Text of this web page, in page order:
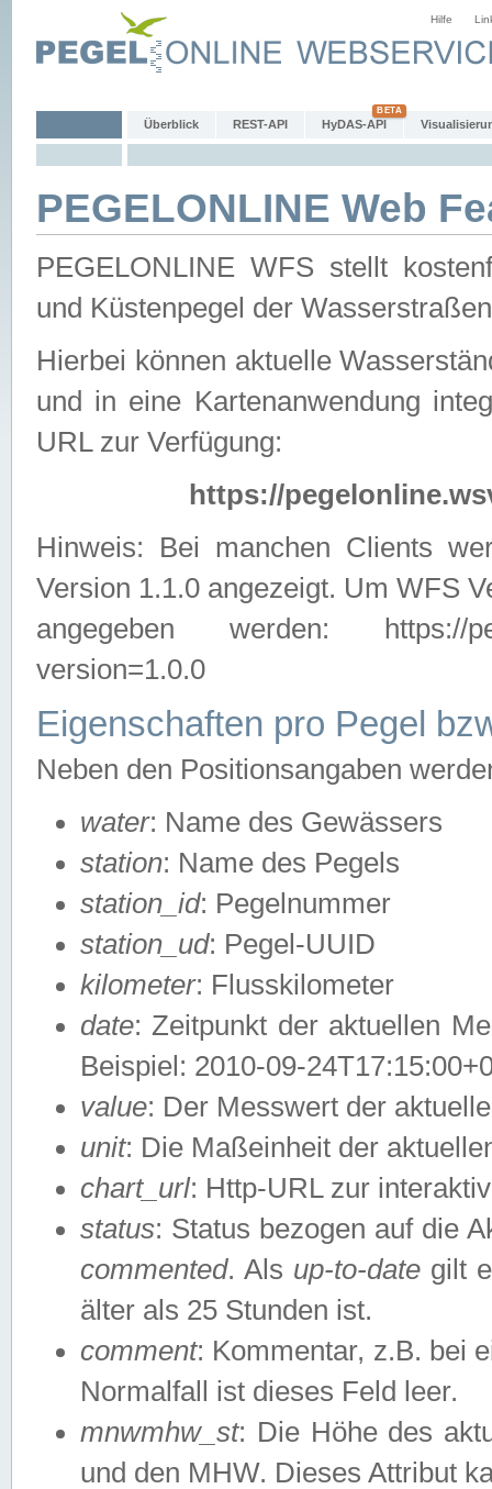
Hilfe
Überblick REST-API HyDAS-API
PEGELONLINE Web
PEGELONLINE WFS stellt
und Küstenpegel der
Hierbei können aktuelle
und in eine Kartenanwendung
URL zur Verfügung:
https://
Hinweis: Bei manchen Clients
Version 1.1.0 angezeigt. Um WFS
angegeben werden: https://
version=1.0.0
Eigenschaften pro Pegel
Neben den Positionsangaben
water: Name des Gewässers
station: Name des Pegels
station_id: Pegelnummer
station_ud: Pegel-UUID
kilometer: Flusskilometer
date: Zeitpunkt der aktuellen
Beispiel: 2010-09-
value: Der Messwert der
unit: Die Maßeinheit der
chart_url: Http-URL zur
status: Status bezogen auf die
commented. Als up-to-date gilt
älter als 25 Stunden ist.
comment: Kommentar, z.B. bei
Normalfall ist dieses Feld leer.
mnwmhw_st: Die Höhe des
und den MHW. Dieses Attribut